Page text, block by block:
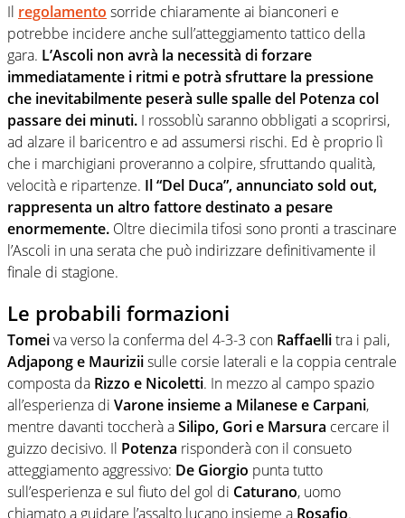
Il regolamento sorride chiaramente ai bianconeri e
potrebbe incidere anche sull’atteggiamento tattico della
gara. L’Ascoli non avrà la necessità di forzare
immediatamente i ritmi e potrà sfruttare la pressione
che inevitabilmente peserà sulle spalle del Potenza col
passare dei minuti. I rossoblù saranno obbligati a scoprirsi,
ad alzare il baricentro e ad assumersi rischi. Ed è proprio lì
che i marchigiani proveranno a colpire, sfruttando qualità,
velocità e ripartenze. Il “Del Duca”, annunciato sold out,
rappresenta un altro fattore destinato a pesare
enormemente. Oltre diecimila tifosi sono pronti a trascinare
l’Ascoli in una serata che può indirizzare definitivamente il
finale di stagione.
Le probabili formazioni
Tomeiva verso la conferma del 4-3-3 con Raffaellitra i pali,
Adjapong e Mauriziisulle corsie laterali e la coppia centrale
composta da Rizzo e Nicoletti. In mezzo al campo spazio
all’esperienza di Varone insieme a Milanese e Carpani,
mentre davanti toccherà aSilipo, Gori e Marsura cercare il
guizzo decisivo. Il Potenza risponderà con il consueto
atteggiamento aggressivo: De Giorgio punta tutto
sull’esperienza e sul fiuto del gol di Caturano, uomo
chiamato a guidare l’assalto lucano insieme a Rosafio.